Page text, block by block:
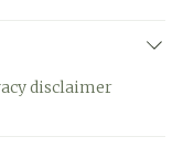
disclaimer